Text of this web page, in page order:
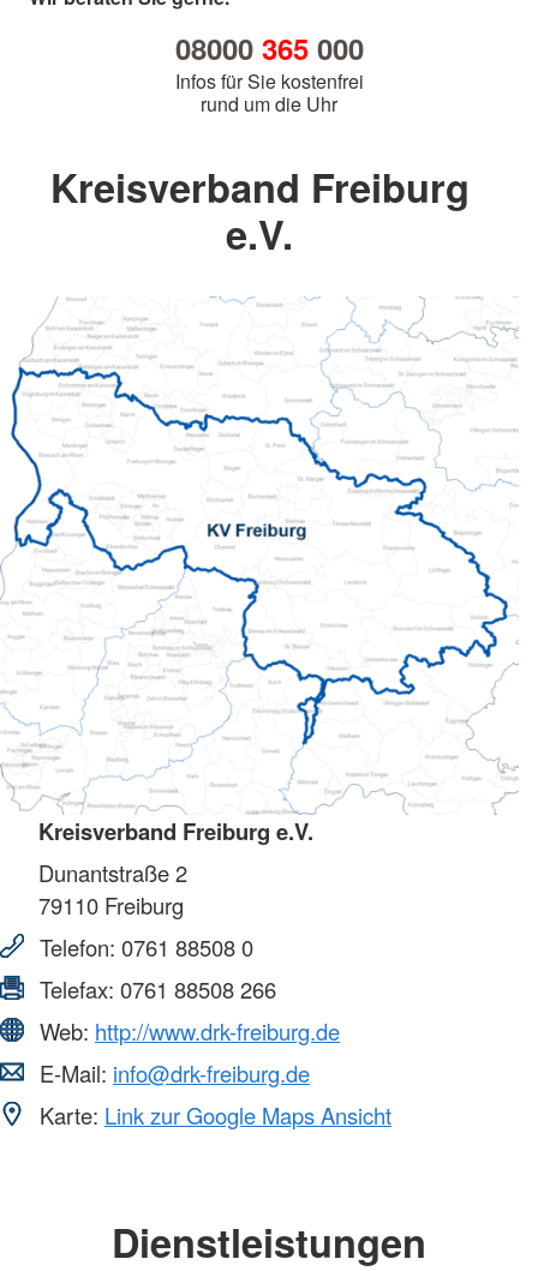
08000 365000
Infos für Sie kostenfrei
rund um die Uhr
Kreisverband Freiburg
e.V.
Kreisverband Freiburg e.V.
Dunantstraße 2
79110 Freiburg
Telefon: 0761 88508 0
Telefax: 0761 88508 266
Web: http://www.drk-freiburg.de
E-Mail: info@drk-freiburg.de
Karte: Link zur Google Maps Ansicht
Dienstleistungen